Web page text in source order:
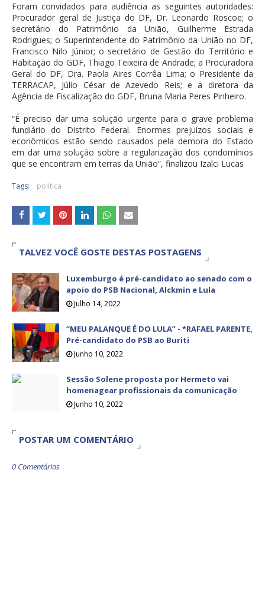
Foram convidados para audiência as seguintes autoridades:
Procurador geral de Justiça do DF, Dr. Leonardo Roscoe; o
secretário do Patrimônio da União, Guilherme Estrada
Rodrigues; o Superintendente do Patrimônio da União no DF,
Francisco Nilo Júnior; o secretário de Gestão do Território e
Habitação do GDF, Thiago Teixeira de Andrade; a Procuradora
Geral do DF, Dra. Paola Aires Corrêa Lima; o Presidente da
TERRACAP, Júlio César de Azevedo Reis; e a diretora da
Agência de Fiscalização do GDF, Bruna Maria Peres Pinheiro.
“É preciso dar uma solução urgente para o grave problema
fundiário do Distrito Federal. Enormes prejuízos sociais e
econômicos estão sendo causados pela demora do Estado
em dar uma solução sobre a regularização dos condomínios
que se encontram em terras da União”, finalizou Izalci Lucas
Tags: politica
TALVEZ VOCÊ GOSTE DESTAS POSTAGENS
Luxemburgo é pré-candidato ao senado com o
apoio do PSB Nacional, Alckmin e Lula
Julho 14, 2022
“MEU PALANQUE É DO LULA” - *RAFAEL PARENTE,
Pré-candidato do PSB ao Buriti
Junho 10, 2022
Sessão Solene proposta por Hermeto vai
homenagear profissionais da comunicação
Junho 10, 2022
POSTAR UM COMENTÁRIO
0 Comentários